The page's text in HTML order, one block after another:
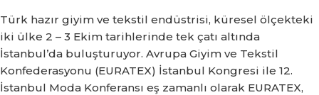
Türk hazır giyim ve tekstil endüstrisi, küresel ölçekteki
iki ülke 2 – 3 Ekim tarihlerinde tek çatı altında
İstanbul’da buluşturuyor. Avrupa Giyim ve Tekstil
Konfederasyonu (EURATEX) İstanbul Kongresi ile 12.
İstanbul Moda Konferansı eş zamanlı olarak EURATEX,